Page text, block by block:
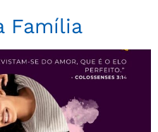
Família